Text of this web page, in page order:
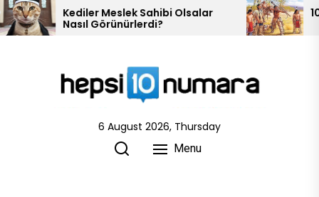
Skip
to
Meslek Sahibi Olsalar
Görünürlerdi?
10 Kızılderili
6 August 2026, Thursday
Menu